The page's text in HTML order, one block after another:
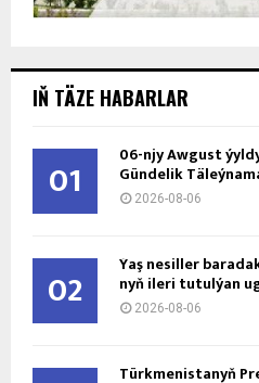
IŇ TÄZE HABARLAR
01 06-njy Awgust
Gündelik
2026-08-06
02 Ýaş ne­sil­ler
nyň ile­ri tu­tul­ýan
2026-08-06
Türkmenistanyň